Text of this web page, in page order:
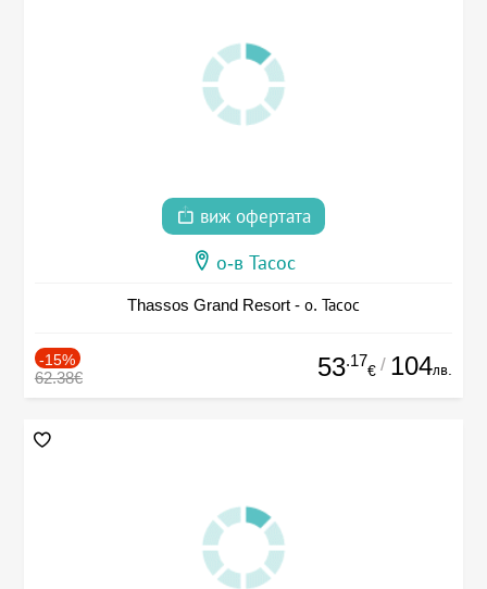
виж офертата
о-в Тасос
Thassos Grand Resort - о. Тасос
-15%
62.38€ 53.17
€ / 104лв.